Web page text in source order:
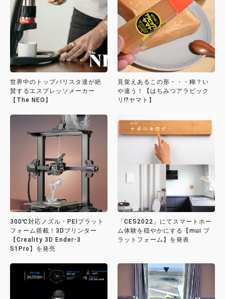
世界中のトップバリスタ達が絶
賛するエスプレッソメーカー
【The NEO】
見覚えあるこの形・・・糊？い
や違う！【はちみつアラビック
リ⁉ヤマト】
300℃対応ノズル・PEIプラット
フォーム搭載！3Dプリンター
【Creality 3D Ender-3
S1Pro】を発売
「CES2022」にてスマートホー
ム体験を穏やかにする【mui プ
ラットフォーム】を発表